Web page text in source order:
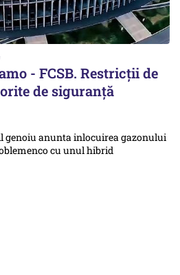
- FCSB. Restricții de
de siguranță